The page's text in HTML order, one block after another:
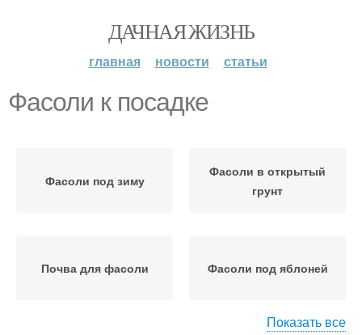
ДАЧНАЯ ЖИЗНЬ
главная новости статьи
Фасоли к посадке
Фасоли под зиму
Фасоли в открытый
грунт
Почва для фасоли Фасоли под яблоней
Показать все